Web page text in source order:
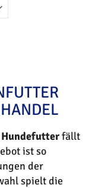
fällt
ist so
der
spielt die